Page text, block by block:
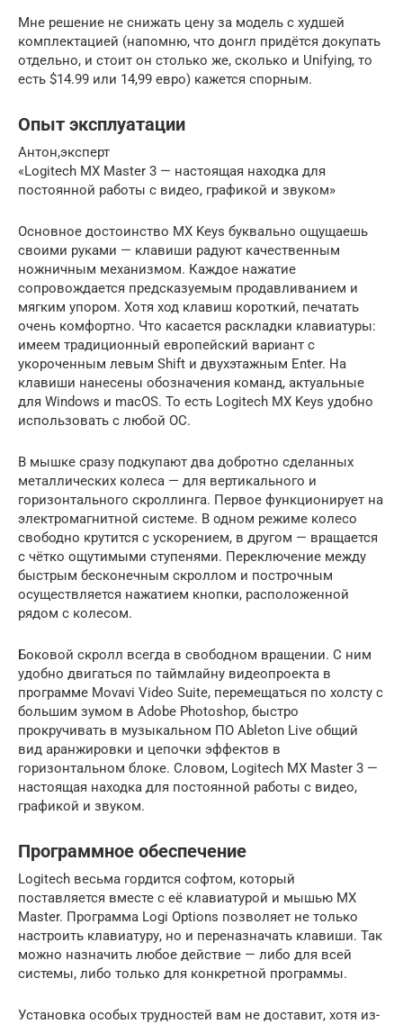
Мне решение не снижать цену за модель с худшей
комплектацией (напомню, что донгл придётся докупать
отдельно, и стоит он столько же, сколько и Unifying, то
есть $14.99 или 14,99 евро) кажется спорным.
Опыт эксплуатации
Антон,эксперт
«Logitech MX Master 3 — настоящая находка для
постоянной работы с видео, графикой и звуком»
Основное достоинство MX Keys буквально ощущаешь
своими руками — клавиши радуют качественным
ножничным механизмом. Каждое нажатие
сопровождается предсказуемым продавливанием и
мягким упором. Хотя ход клавиш короткий, печатать
очень комфортно. Что касается раскладки клавиатуры:
имеем традиционный европейский вариант с
укороченным левым Shift и двухэтажным Enter. На
клавиши нанесены обозначения команд, актуальные
для Windows и macOS. То есть Logitech MX Keys удобно
использовать с любой ОС.
В мышке сразу подкупают два добротно сделанных
металлических колеса — для вертикального и
горизонтального скроллинга. Первое функционирует на
электромагнитной системе. В одном режиме колесо
свободно крутится с ускорением, в другом — вращается
с чётко ощутимыми ступенями. Переключение между
быстрым бесконечным скроллом и построчным
осуществляется нажатием кнопки, расположенной
рядом с колесом.
Боковой скролл всегда в свободном вращении. С ним
удобно двигаться по таймлайну видеопроекта в
программе Movavi Video Suite, перемещаться по холсту с
большим зумом в Adobe Photoshop, быстро
прокручивать в музыкальном ПО Ableton Live общий
вид аранжировки и цепочки эффектов в
горизонтальном блоке. Словом, Logitech MX Master 3 —
настоящая находка для постоянной работы с видео,
графикой и звуком.
Программное обеспечение
Logitech весьма гордится софтом, который
поставляется вместе с её клавиатурой и мышью MX
Master. Программа Logi Options позволяет не только
настроить клавиатуру, но и переназначать клавиши. Так
можно назначить любое действие — либо для всей
системы, либо только для конкретной программы.
Установка особых трудностей вам не доставит, хотя из-